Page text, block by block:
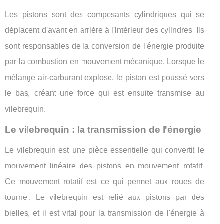
Les pistons sont des composants cylindriques qui se
déplacent d'avant en arrière à l'intérieur des cylindres. Ils
sont responsables de la conversion de l'énergie produite
par la combustion en mouvement mécanique. Lorsque le
mélange air-carburant explose, le piston est poussé vers
le bas, créant une force qui est ensuite transmise au
vilebrequin.
Le vilebrequin : la transmission de l'énergie
Le vilebrequin est une pièce essentielle qui convertit le
mouvement linéaire des pistons en mouvement rotatif.
Ce mouvement rotatif est ce qui permet aux roues de
tourner. Le vilebrequin est relié aux pistons par des
bielles, et il est vital pour la transmission de l'énergie à